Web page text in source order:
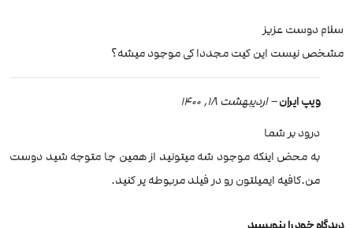
سلام دوست عزیز
مشخص نیست این کیت مجددا کی موجود میشه؟
ویپ ایران– اردیبهشت 18, 1400
درود بر شما
به محض اینکه موجود شه میتونید از همین جا متوجه شید دوست
من.کافیه ایمیلتون رو در فیلد مربوطه پر کنید.